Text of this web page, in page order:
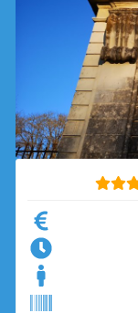
OPEN
SIMULATEUR
OPEN
DRÔNE